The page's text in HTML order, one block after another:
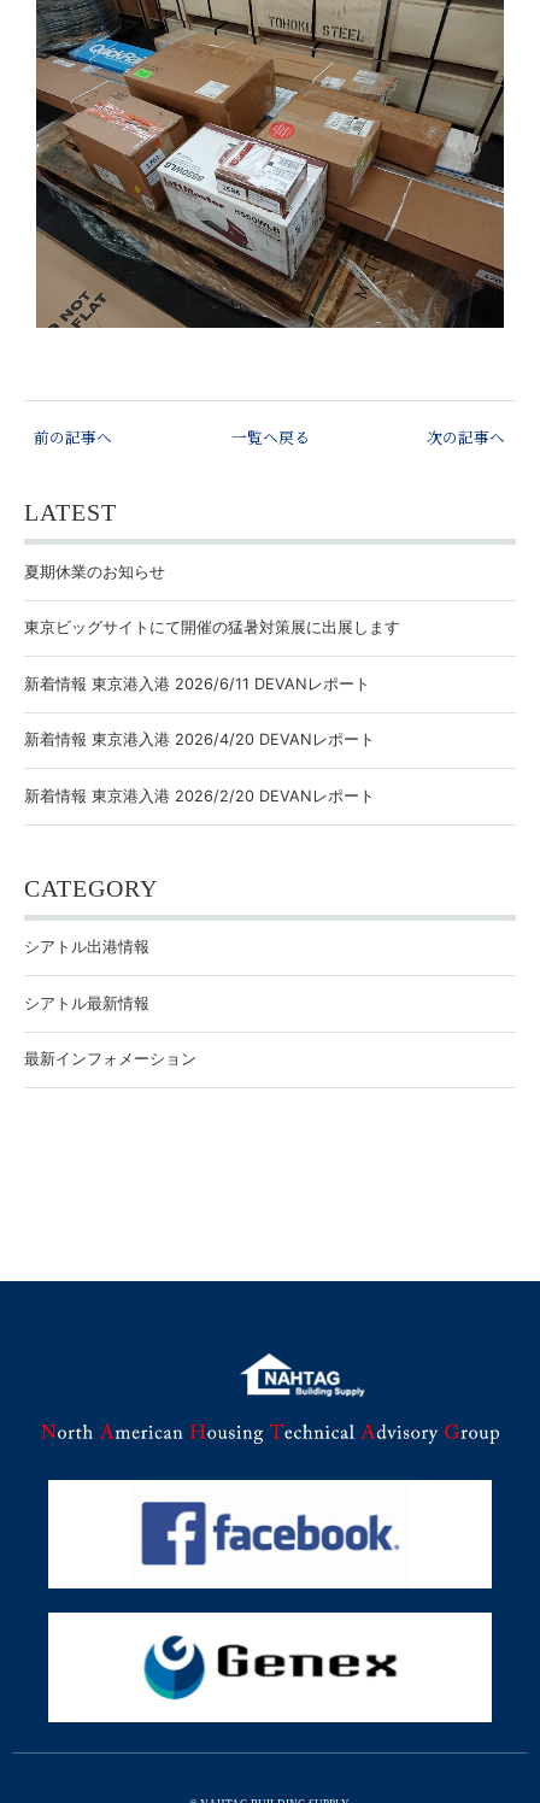
前の記事へ 次の記事へ
一覧へ戻る
LATEST
夏期休業のお知らせ
東京ビッグサイトにて開催の猛暑対策展に出展します
新着情報 東京港入港 2026/6/11 DEVANレポート
新着情報 東京港入港 2026/4/20 DEVANレポート
新着情報 東京港入港 2026/2/20 DEVANレポート
CATEGORY
シアトル出港情報
シアトル最新情報
最新インフォメーション